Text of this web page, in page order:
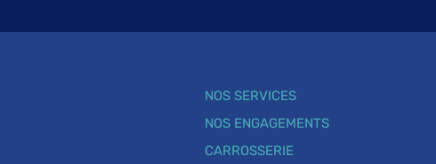
NOS SERVICES
NOS ENGAGEMENTS
CARROSSERIE